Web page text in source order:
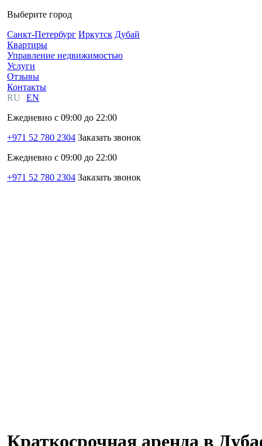
Выберите город
Санкт-Петербург Иркутск Дубай
Квартиры
Управление недвижимостью
Услуги
Отзывы
Контакты
RU
EN
Ежедневно с 09:00 до 22:00
+971 52 780 2304 Заказать звонок
Ежедневно с 09:00 до 22:00
+971 52 780 2304 Заказать звонок
Краткосрочная аренда в